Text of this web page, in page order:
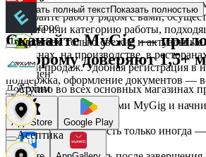
Зельгрос
Зенден
Инканто
Аркета
Архим
Асептика
оплатой для мужчин и женщин, с
Выбирайте работу рядом с вами,
на карте или категорию работы,
Предлагаем только свежие и актуальные
магазинах, на производстве, в
услуг и продаж. Удобная регистрация
поддержка, оформление документов —
Воспользуйтесь услугами MyGig и
после отклика.
А если нужна занятость только иногда
предложения.
Показать полный текстПоказать полностью
Скачайте MyGig —
которому доверяют 1,5+
Доступно во всех основных магазинах
App Store Google Play